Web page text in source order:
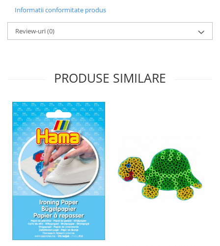
Motricitate grosiera
Saltele
Figurine
Mobilier gradinita
Montessori
Spații de joacă
Educatie inovativa
Anatomie
Comunicare
Dezvoltare timpurie
Experimente
Joc imaginativ
Informatii conformitate produs
Review-uri(0)
PRODUSE SIMILARE